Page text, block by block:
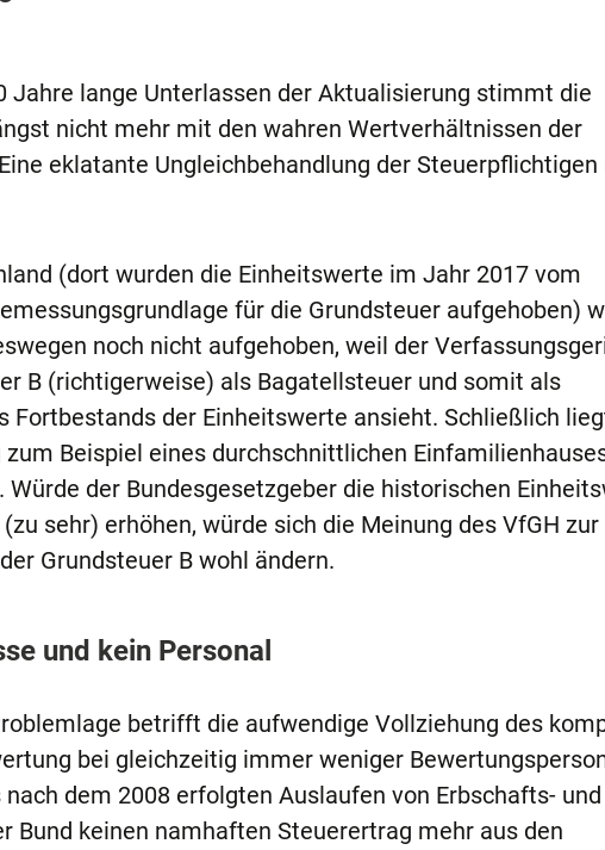
Jahre lange Unterlassen der Aktualisierung stimmt die
nicht mehr mit den wahren Wertverhältnissen der
eklatante Ungleichbehandlung der
(dort wurden die Einheitswerte im Jahr 2017 vom
für die Grundsteuer aufgehoben)
noch nicht aufgehoben, weil der
B (richtigerweise) als Bagatellsteuer und somit als
Fortbestands der Einheitswerte ansieht. Schließlich
Beispiel eines durchschnittlichen
Würde der Bundesgesetzgeber die historischen
sehr) erhöhen, würde sich die Meinung des VfGH zur
Grundsteuer B wohl ändern.
und kein Personal
betrifft die aufwendige Vollziehung des
bei gleichzeitig immer weniger
dem 2008 erfolgten Auslaufen von Erbschafts- und
Bund keinen namhaften Steuerertrag mehr aus den